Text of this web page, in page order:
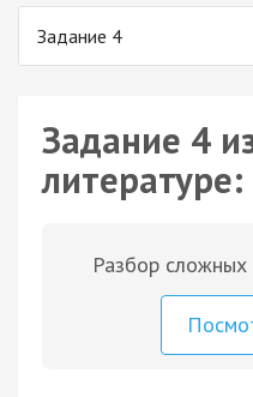
Задание 4
Задание 4
Разбор сложных